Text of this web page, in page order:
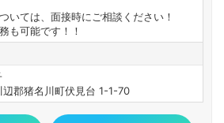
いては、面接時にご相談ください！
も可能です！！
郡猪名川町伏見台 1-1-70